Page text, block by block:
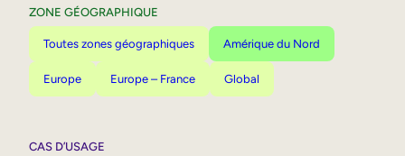
ZONE GÉOGRAPHIQUE
Toutes zones géographiques Amérique du Nord
Europe Europe – France Global
CAS D’USAGE